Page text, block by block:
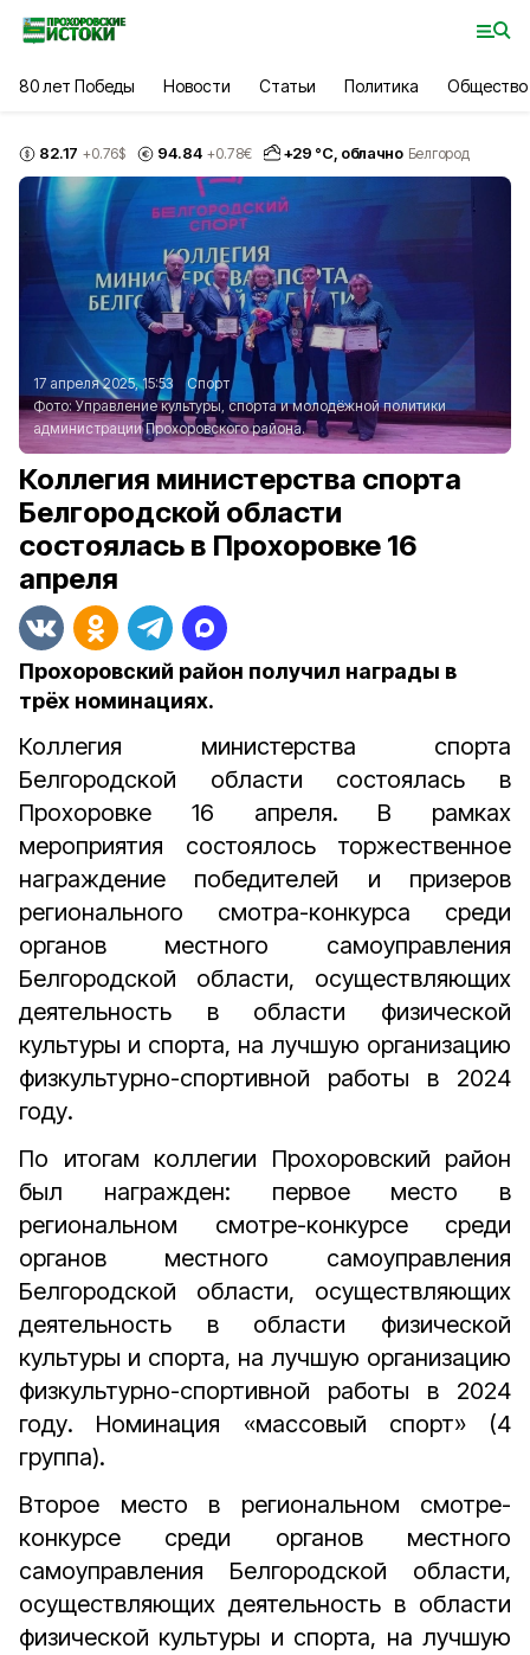
80 лет Победы Новости Статьи Политика Общество
82.17 +0.76$ 94.84 +0.78€ +29 °С, облачно Белгород
17 апреля 2025, 15:53
Спорт
Фото:Управление культуры, спорта и молодёжной политики
администрации Прохоровского района.
Коллегия министерства спорта
Белгородской области
состоялась в Прохоровке 16
апреля
Прохоровский район получил награды в
трёх номинациях.
Коллегия министерства спорта
Белгородской области состоялась в
Прохоровке 16 апреля. В рамках
мероприятия состоялось торжественное
награждение победителей и призеров
регионального смотра-конкурса среди
органов местного самоуправления
Белгородской области, осуществляющих
деятельность в области физической
культуры и спорта, на лучшую организацию
физкультурно-спортивной работы в 2024
году.
По итогам коллегии Прохоровский район
был награжден: первое место в
региональном смотре-конкурсе среди
органов местного самоуправления
Белгородской области, осуществляющих
деятельность в области физической
культуры и спорта, на лучшую организацию
физкультурно-спортивной работы в 2024
году. Номинация «массовый спорт» (4
группа).
Второе место в региональном смотре-
конкурсе среди органов местного
самоуправления Белгородской области,
осуществляющих деятельность в области
физической культуры и спорта, на лучшую